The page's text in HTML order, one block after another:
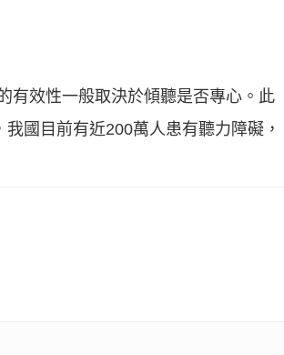
有效性一般取決於傾聽是否專心。此
國目前有近200萬人患有聽力障礙，